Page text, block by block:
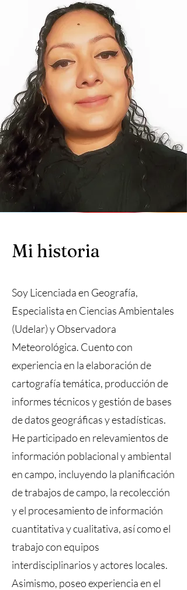
Mi historia
Soy Licenciada en Geografía,
Especialista en Ciencias Ambientales
(Udelar) y Observadora
Meteorológica. Cuento con
experiencia en la elaboración de
cartografía temática, producción de
informes técnicos y gestión de bases
de datos geográficas y estadísticas.
He participado en relevamientos de
información poblacional y ambiental
en campo, incluyendo la planificación
de trabajos de campo, la recolección
y el procesamiento de información
cuantitativa y cualitativa, así como el
trabajo con equipos
interdisciplinarios y actores locales.
Asimismo, poseo experiencia en el